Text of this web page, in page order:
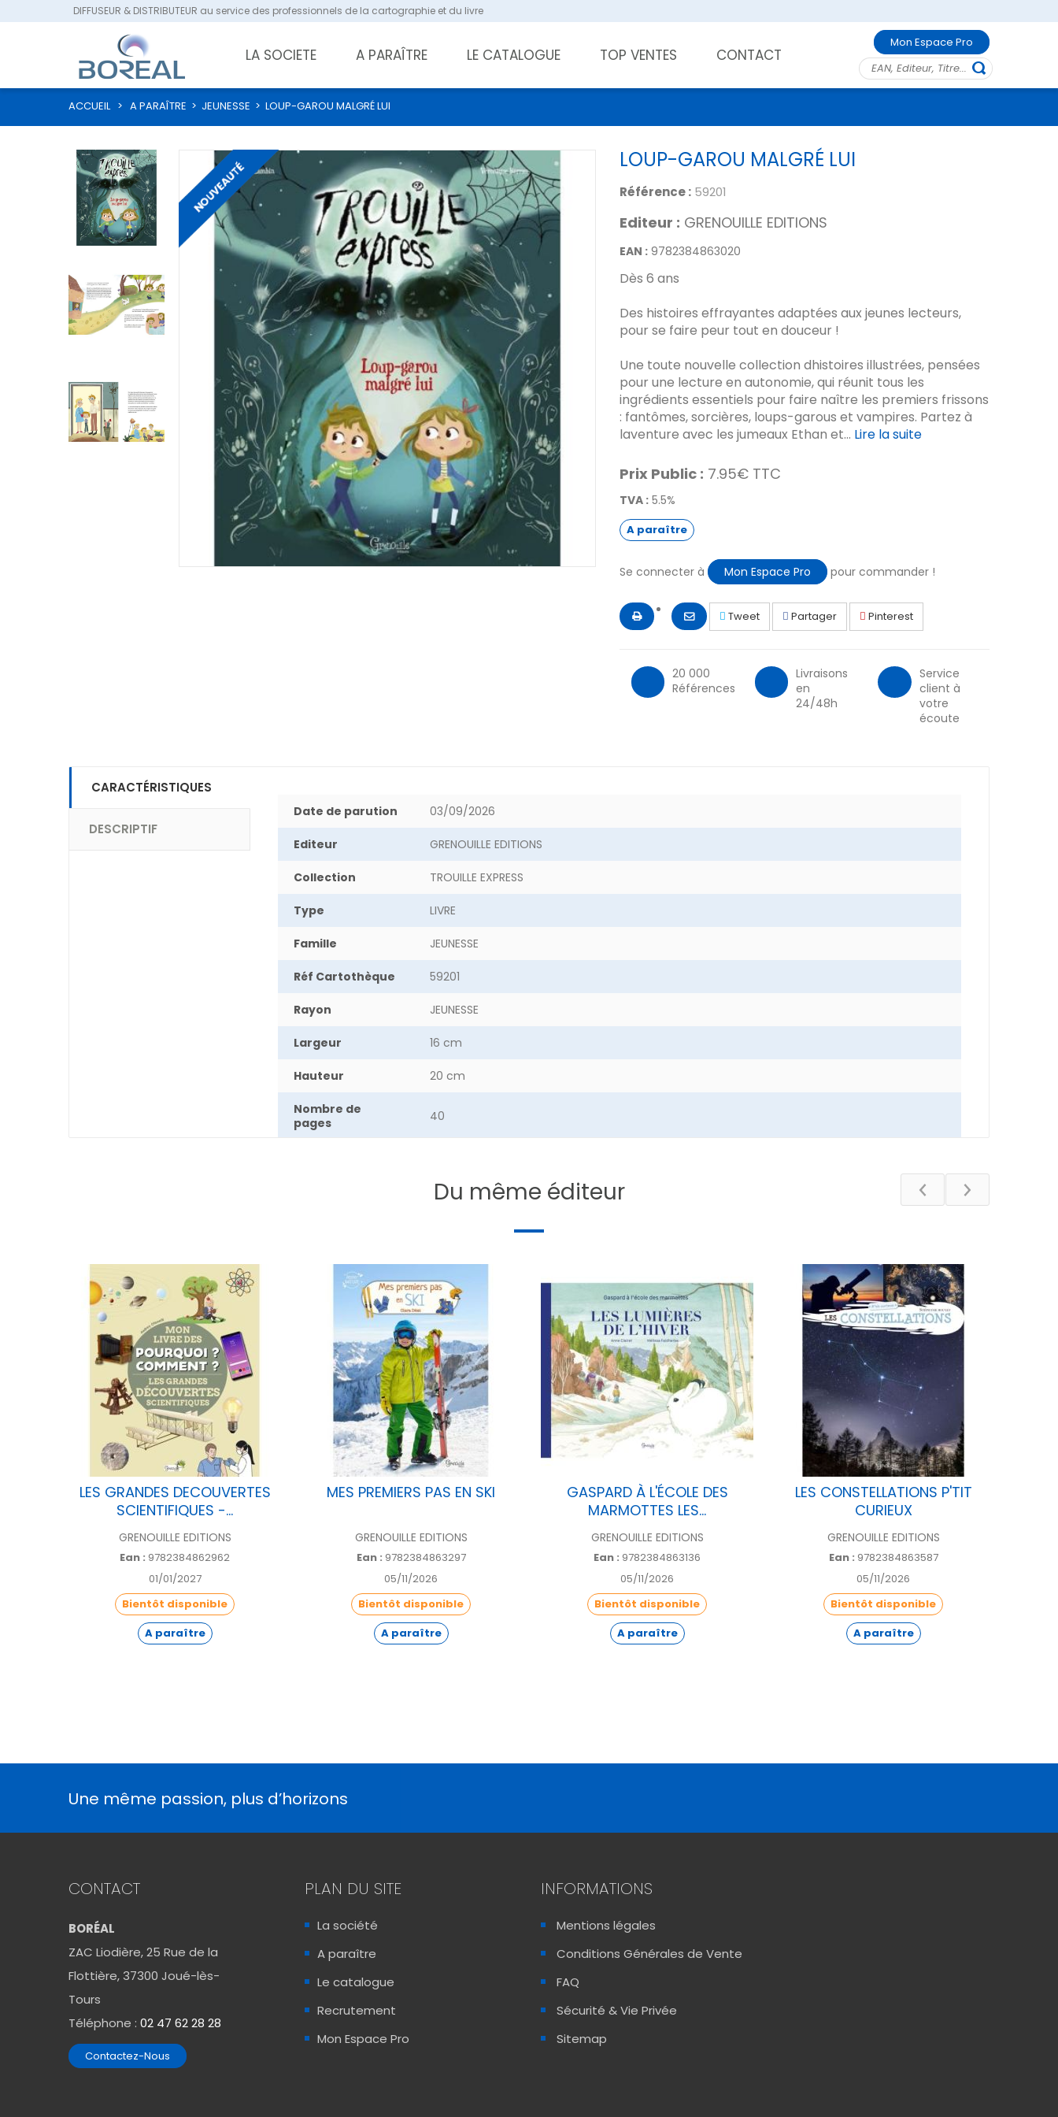
DIFFUSEUR & DISTRIBUTEUR au service des professionnels de la cartographie et du livre
LA SOCIETE A PARAÎTRE LE CATALOGUE TOP VENTES CONTACT
Mon Espace Pro
ACCUEIL > A PARAÎTRE > JEUNESSE > LOUP-GAROU MALGRÉ LUI
LOUP-GAROU MALGRÉ LUI
Référence : 59201
Editeur : GRENOUILLE EDITIONS
EAN : 9782384863020
Dès 6 ans
Des histoires effrayantes adaptées aux jeunes lecteurs,
pour se faire peur tout en douceur !
Une toute nouvelle collection dhistoires illustrées, pensées
pour une lecture en autonomie, qui réunit tous les
ingrédients essentiels pour faire naître les premiers frissons
: fantômes, sorcières, loups-garous et vampires. Partez à
laventure avec les jumeaux Ethan et... Lire la suite
Prix Public : 7.95€ TTC
TVA : 5.5%
A paraître
Se connecter à Mon Espace Pro pour commander !
Tweet Partager Pinterest
20 000
Références
Livraisons
en
24/48h
Service
client à
votre
écoute
CARACTÉRISTIQUES
DESCRIPTIF
Date de parution 03/09/2026
Editeur GRENOUILLE EDITIONS
Collection TROUILLE EXPRESS
Type LIVRE
Famille JEUNESSE
Réf Cartothèque 59201
Rayon JEUNESSE
Largeur 16 cm
Hauteur 20 cm
Nombre de
pages
40
Du même éditeur
LES GRANDES DECOUVERTES
SCIENTIFIQUES -...
GRENOUILLE EDITIONS
Ean : 9782384862962
01/01/2027
Bientôt disponible
A paraître
MES PREMIERS PAS EN SKI
GRENOUILLE EDITIONS
Ean : 9782384863297
05/11/2026
Bientôt disponible
A paraître
GASPARD À L'ÉCOLE DES
MARMOTTES LES...
GRENOUILLE EDITIONS
Ean : 9782384863136
05/11/2026
Bientôt disponible
A paraître
LES CONSTELLATIONS P'TIT
CURIEUX
GRENOUILLE EDITIONS
Ean : 9782384863587
05/11/2026
Bientôt disponible
A paraître
Une même passion, plus d’horizons
CONTACT
BORÉAL
ZAC Liodière, 25 Rue de la
Flottière, 37300 Joué-lès-
Tours
Téléphone : 02 47 62 28 28
Contactez-Nous
PLAN DU SITE
La société
A paraître
Le catalogue
Recrutement
Mon Espace Pro
INFORMATIONS
Mentions légales
Conditions Générales de Vente
FAQ
Sécurité & Vie Privée
Sitemap